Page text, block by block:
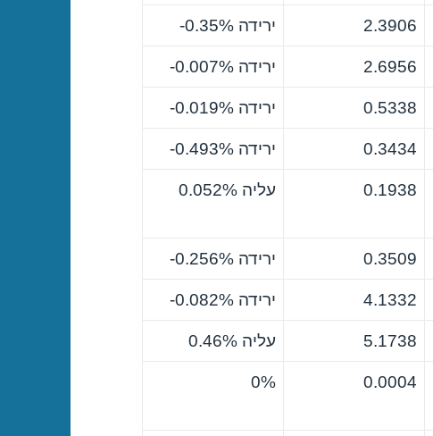
2.3906 ירידה ‎-0.35%
2.6956 ירידה ‎-0.007%
0.5338 ירידה ‎-0.019%
0.3434 ירידה ‎-0.493%
0.1938 עליה 0.052%
0.3509 ירידה ‎-0.256%
4.1332 ירידה ‎-0.082%
5.1738 עליה 0.46%
0.0004
0%